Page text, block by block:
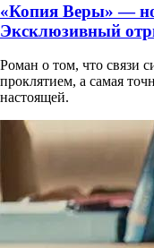
«Копия Веры» —
Эксклюзивный
Роман о том, что связи
проклятием, а самая
настоящей.